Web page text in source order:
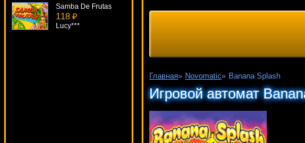
Главная» Novomatic» Banana Splash
Игровой автомат
Samba De Frutas
118 ₽
Lucy***